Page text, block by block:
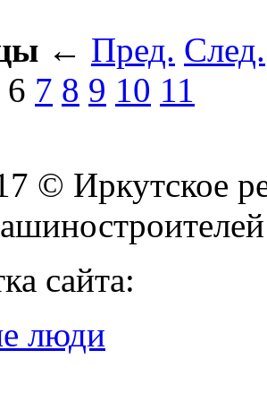
← Пред. След.
6 7 8 9 10 11
© Иркутское
сайта:
люди